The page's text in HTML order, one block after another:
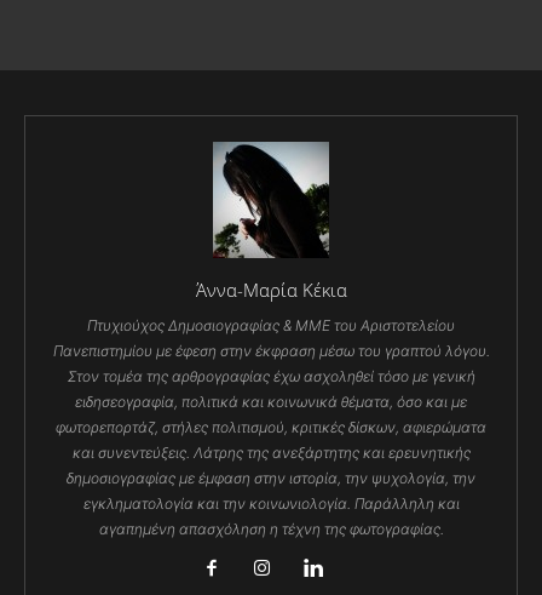
Άννα-Μαρία Κέκια
Πτυχιούχος Δημοσιογραφίας & ΜΜΕ του Αριστοτελείου
Πανεπιστημίου με έφεση στην έκφραση μέσω του γραπτού λόγου.
Στον τομέα της αρθρογραφίας έχω ασχοληθεί τόσο με γενική
ειδησεογραφία, πολιτικά και κοινωνικά θέματα, όσο και με
φωτορεπορτάζ, στήλες πολιτισμού, κριτικές δίσκων, αφιερώματα
και συνεντεύξεις. Λάτρης της ανεξάρτητης και ερευνητικής
δημοσιογραφίας με έμφαση στην ιστορία, την ψυχολογία, την
εγκληματολογία και την κοινωνιολογία. Παράλληλη και
αγαπημένη απασχόληση η τέχνη της φωτογραφίας.